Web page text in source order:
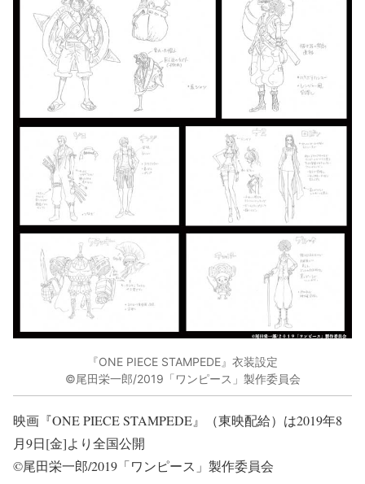
『ONE PIECE STAMPEDE』衣装設定
©尾田栄一郎/2019「ワンピース」製作委員会
映画『ONE PIECE STAMPEDE』（東映配給）は2019年8
月9日[金]より全国公開
©尾田栄一郎/2019「ワンピース」製作委員会